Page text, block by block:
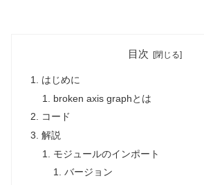
目次
はじめに
broken axis graphとは
コード
解説
モジュールのインポート
バージョン